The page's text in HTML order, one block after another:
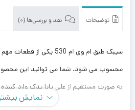
توضیحات نقد و بررسی‌ها (0)
سیبک طبق ام وی ام 530 یکی
محسوب می شود. شما می توانید این محصول
به صورت مستقیم از علی بابا یدک وارد
، با بهترین قیمت خریداری کنید.
نمایش بیشتر